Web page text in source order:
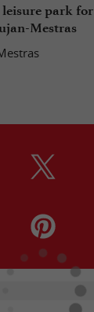
leisure park for
Mestras